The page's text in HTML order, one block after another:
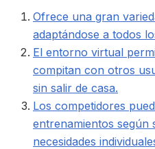
Ofrece una gran
adaptándose a todos
El entorno virtual
compitan con otros
sin salir de casa.
Los competidores
entrenamientos según
necesidades